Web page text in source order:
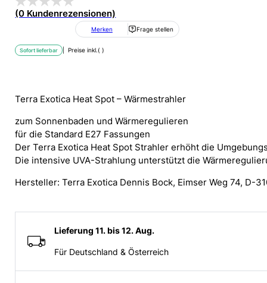
(0 Kundenrezensionen)
Merken Frage stellen
Sofort lieferbar | Preise inkl.()
Terra Exotica Heat Spot – Wärmestrahler
zum Sonnenbaden und Wärmeregulieren
für die Standard E27 Fassungen
Der Terra Exotica Heat Spot Strahler erhöht die
Die intensive UVA-Strahlung unterstützt die
Hersteller: Terra Exotica Dennis Bock, Eimser Weg 74, D-
Lieferung 11. bis 12. Aug.
Für Deutschland & Österreich